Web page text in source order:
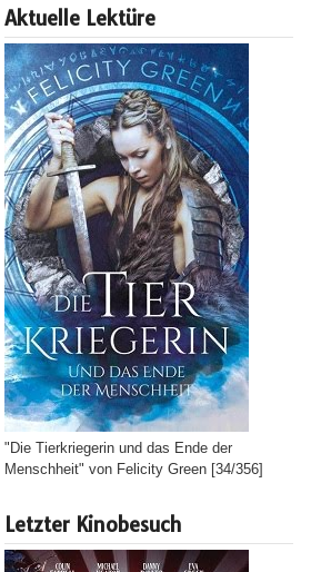
Aktuelle Lektüre
"Die Tierkriegerin und das Ende der
Menschheit" von Felicity Green [34/356]
Letzter Kinobesuch